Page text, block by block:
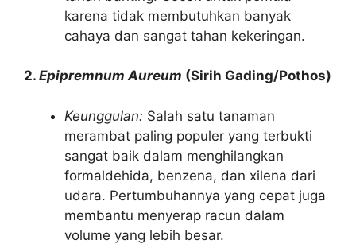
karena tidak membutuhkan banyak
cahaya dan sangat tahan kekeringan.
2. Epipremnum Aureum (Sirih Gading/Pothos)
Keunggulan: Salah satu tanaman
merambat paling populer yang terbukti
sangat baik dalam menghilangkan
formaldehida, benzena, dan xilena dari
udara. Pertumbuhannya yang cepat juga
membantu menyerap racun dalam
volume yang lebih besar.